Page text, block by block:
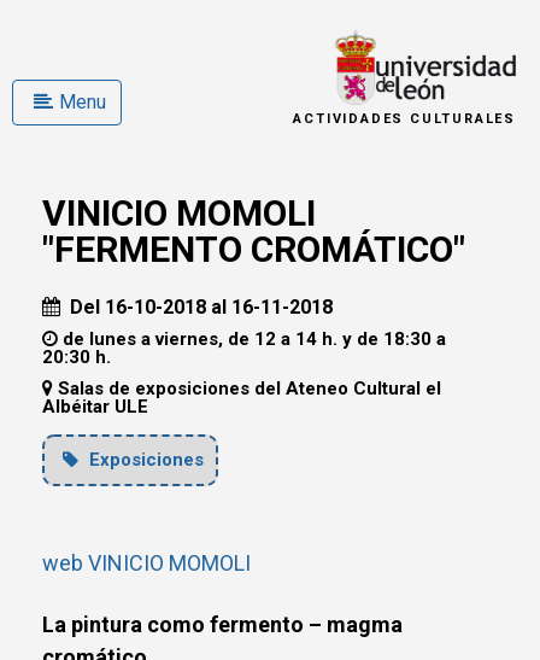
Menu
ACTIVIDADES CULTURALES
VINICIO MOMOLI
"FERMENTO CROMÁTICO"
Del 16-10-2018 al 16-11-2018
de lunes a viernes, de 12 a 14 h. y de 18:30 a
20:30 h.
Salas de exposiciones del Ateneo Cultural el
Albéitar ULE
Exposiciones
web VINICIO MOMOLI
La pintura como fermento – magma